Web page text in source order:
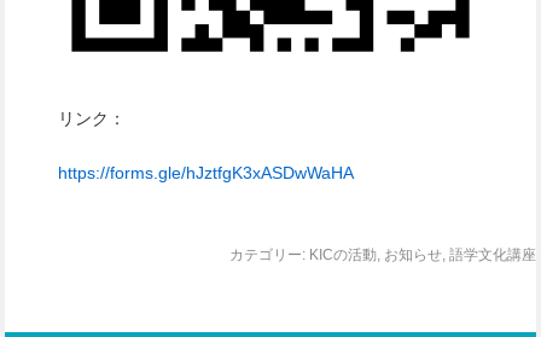
リンク：
https://forms.gle/hJztfgK3xASDwWaHA
カテゴリー: KICの活動, お知らせ, 語学文化講座